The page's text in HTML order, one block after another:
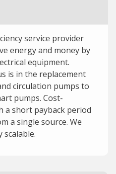
service provider
energy and money by
equipment.
is in the replacement
circulation pumps to
pumps. Cost-
a short payback period
a single source. We
scalable.